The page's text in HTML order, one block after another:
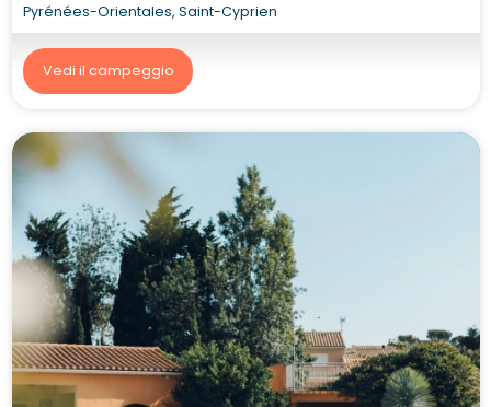
Pyrénées-Orientales, Saint-Cyprien
Vedi il campeggio